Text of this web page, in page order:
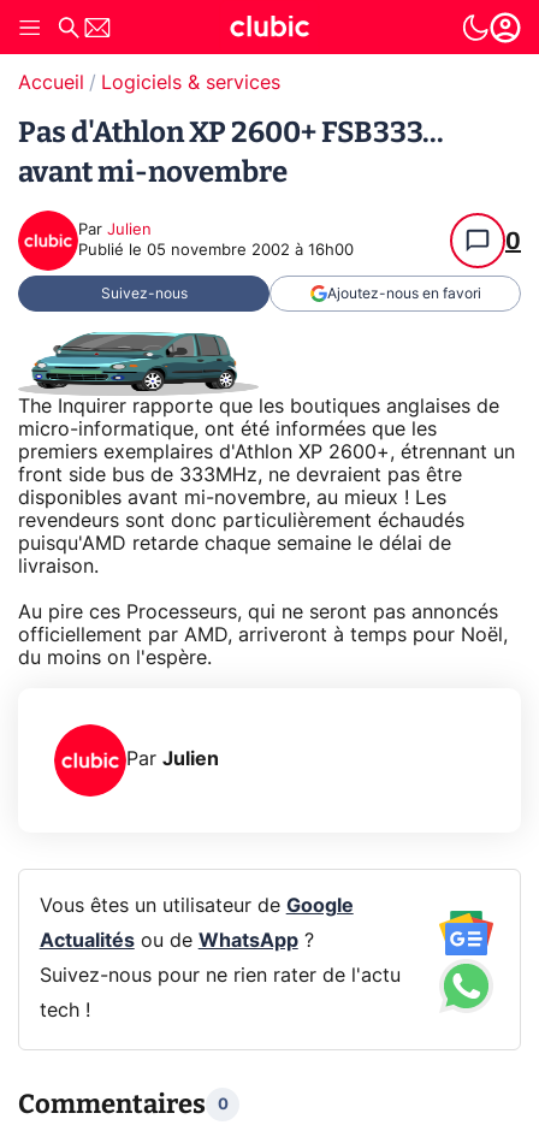
Accueil Logiciels & services
Pas d'Athlon XP 2600+ FSB333...
avant mi-novembre
Par Julien
Publié le 05 novembre 2002 à 16h00 0
Suivez-nous Ajoutez-nous en favori
The Inquirer rapporte que les boutiques anglaises de
micro-informatique, ont été informées que les
premiers exemplaires d'Athlon XP 2600+, étrennant un
front side bus de 333MHz, ne devraient pas être
disponibles avant mi-novembre, au mieux ! Les
revendeurs sont donc particulièrement échaudés
puisqu'AMD retarde chaque semaine le délai de
livraison.
Au pire ces Processeurs, qui ne seront pas annoncés
officiellement par AMD, arriveront à temps pour Noël,
du moins on l'espère.
Par Julien
Vous êtes un utilisateur de Google
Actualitésou de WhatsApp?
Suivez-nous pour ne rien rater de l'actu
tech !
Commentaires 0